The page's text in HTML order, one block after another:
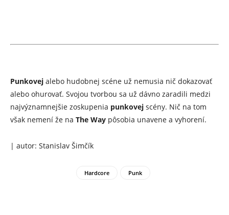
Punkovej alebo hudobnej scéne už nemusia nič dokazovať
alebo ohurovať. Svojou tvorbou sa už dávno zaradili medzi
najvýznamnejšie zoskupenia punkovej scény. Nič na tom
však nemení že na The Way pôsobia unavene a vyhorení.
| autor: Stanislav Šimčík
Hardcore Punk